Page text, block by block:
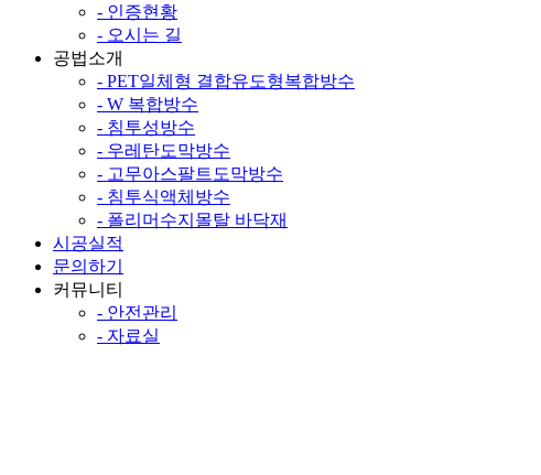
- 인증현황
- 오시는 길
공법소개
- PET일체형 결합유도형복합방수
- W 복합방수
- 침투성방수
- 우레탄도막방수
- 고무아스팔트도막방수
- 침투식액체방수
- 폴리머수지몰탈 바닥재
시공실적
문의하기
커뮤니티
- 안전관리
- 자료실